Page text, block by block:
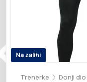
Na zalihi
Trenerke Donji dio